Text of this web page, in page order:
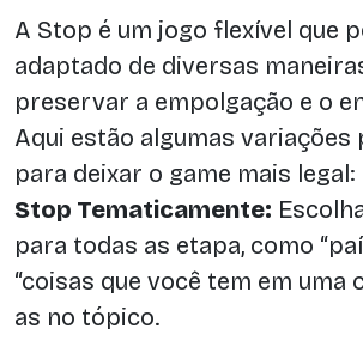
A Stop é um jogo flexível que
adaptado de diversas
preservar a empolgação e o
Aqui estão algumas variações
para deixar o game mais legal:
Stop Tematicamente:
para todas as etapa, como
“coisas que você tem em uma
as no tópico.